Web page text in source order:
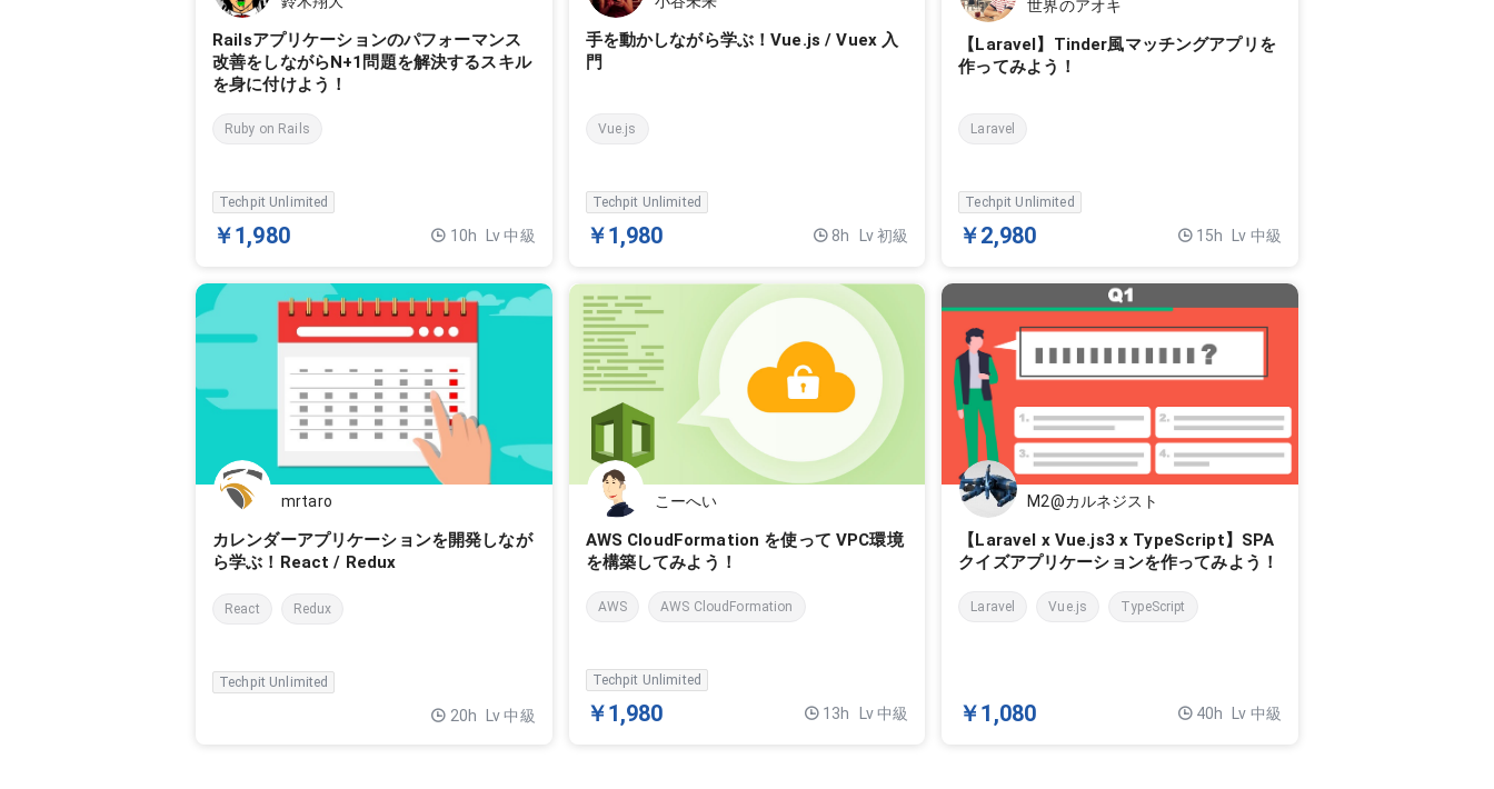
Railsアプリケーションのパフォーマンス
改善をしながらN+1問題を解決するスキル
を身に付けよう！
Ruby on Rails
Techpit Unlimited
￥1,980 10h Lv 中級
手を動かしながら学ぶ！Vue.js / Vuex 入
門
Vue.js
Techpit Unlimited
￥1,980 8h Lv 初級
世界のアオキ
【Laravel】Tinder風マッチングアプリを
作ってみよう！
Laravel
Techpit Unlimited
￥2,980 15h Lv 中級
mrtaro
カレンダーアプリケーションを開発しなが
ら学ぶ！React / Redux
React Redux
Techpit Unlimited
20h Lv 中級
こーへい
AWS CloudFormation を使って VPC環境
を構築してみよう！
AWS AWS CloudFormation
Techpit Unlimited
￥1,980 13h Lv 中級
M2@カルネジスト
【Laravel x Vue.js3 x TypeScript】SPA
クイズアプリケーションを作ってみよう！
Laravel Vue.js TypeScript
￥1,080 40h Lv 中級